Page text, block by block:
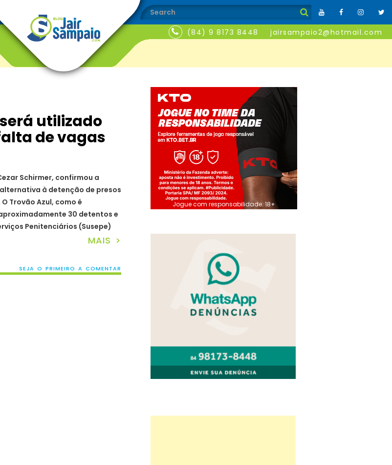
(84) 9 8173 8448 jairsampaio2@hotmail.com
utilizado
de vagas
Schirmer, confirmou a
à detenção de presos
Trovão Azul, como é
30 detentos e
Penitenciários (Susepe)
MAIS >
SEJA O PRIMEIRO A COMENTAR
Jogue com responsabilidade. 18+